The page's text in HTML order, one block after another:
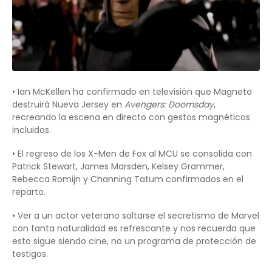
• Ian McKellen ha confirmado en televisión que Magneto
destruirá Nueva Jersey en Avengers: Doomsday,
recreando la escena en directo con gestos magnéticos
incluidos.
• El regreso de los X-Men de Fox al MCU se consolida con
Patrick Stewart, James Marsden, Kelsey Grammer,
Rebecca Romijn y Channing Tatum confirmados en el
reparto.
• Ver a un actor veterano saltarse el secretismo de Marvel
con tanta naturalidad es refrescante y nos recuerda que
esto sigue siendo cine, no un programa de protección de
testigos.